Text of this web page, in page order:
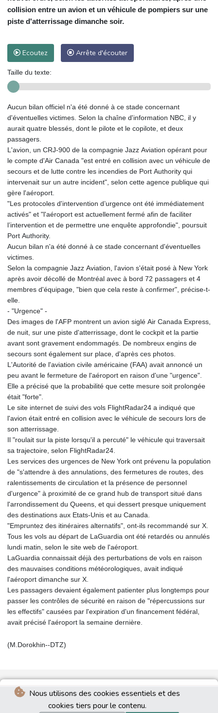
Nous utilisons des cookies essentiels et des
cookies tiers pour le contenu.
collision entre un avion et un véhicule de pompiers sur une
piste d'atterrissage dimanche soir.
Ecoutez Arrête d'écouter
Taille du texte:
Aucun bilan officiel n'a été donné à ce stade concernant
d'éventuelles victimes. Selon la chaîne d'information NBC, il y
aurait quatre blessés, dont le pilote et le copilote, et deux
passagers.
L'avion, un CRJ-900 de la compagnie Jazz Aviation opérant pour
le compte d'Air Canada "est entré en collision avec un véhicule de
secours et de lutte contre les incendies de Port Authority qui
intervenait sur un autre incident", selon cette agence publique qui
gère l'aéroport.
"Les protocoles d'intervention d’urgence ont été immédiatement
activés" et "l'aéroport est actuellement fermé afin de faciliter
l’intervention et de permettre une enquête approfondie", poursuit
Port Authority.
Aucun bilan n'a été donné à ce stade concernant d'éventuelles
victimes.
Selon la compagnie Jazz Aviation, l'avion s'était posé à New York
après avoir décollé de Montréal avec à bord 72 passagers et 4
membres d'équipage, "bien que cela reste à confirmer", précise-t-
elle.
- "Urgence" -
Des images de l'AFP montrent un avion siglé Air Canada Express,
de nuit, sur une piste d'atterrissage, dont le cockpit et la partie
avant sont gravement endommagés. De nombreux engins de
secours sont également sur place, d'après ces photos.
L'Autorité de l'aviation civile américaine (FAA) avait annoncé un
peu avant le fermeture de l'aéroport en raison d'une "urgence".
Elle a précisé que la probabilité que cette mesure soit prolongée
était "forte".
Le site internet de suivi des vols FlightRadar24 a indiqué que
l'avion était entré en collision avec le véhicule de secours lors de
son atterrissage.
Il "roulait sur la piste lorsqu'il a percuté" le véhicule qui traversait
sa trajectoire, selon FlightRadar24.
Les services des urgences de New York ont prévenu la population
de "s'attendre à des annulations, des fermetures de routes, des
ralentissements de circulation et la présence de personnel
d'urgence" à proximité de ce grand hub de transport situé dans
l'arrondissement du Queens, et qui dessert presque uniquement
des destinations aux Etats-Unis et au Canada.
"Empruntez des itinéraires alternatifs", ont-ils recommandé sur X.
Tous les vols au départ de LaGuardia ont été retardés ou annulés
lundi matin, selon le site web de l'aéroport.
LaGuardia connaissait déjà des perturbations de vols en raison
des mauvaises conditions météorologiques, avait indiqué
l'aéroport dimanche sur X.
Les passagers devaient également patienter plus longtemps pour
passer les contrôles de sécurité en raison de "répercussions sur
les effectifs" causées par l'expiration d'un financement fédéral,
avait précisé l'aéroport la semaine dernière.
(M.Dorokhin--DTZ)